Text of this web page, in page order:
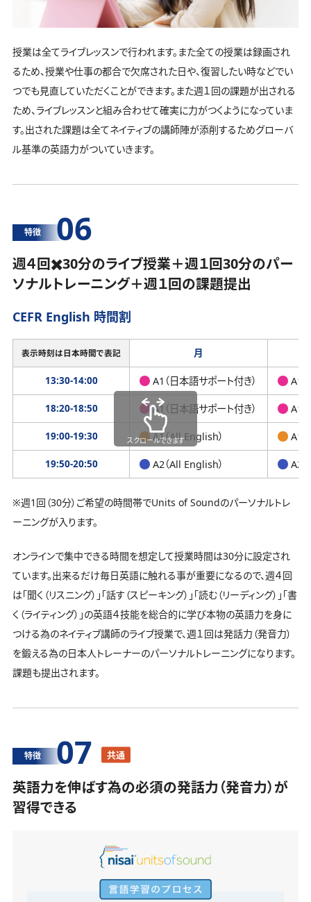
授業は全てライブレッスンで行われます。また全ての授業は録画され
るため、授業や仕事の都合で欠席された日や、復習したい時などでい
つでも見直していただくことができます。また週１回の課題が出される
ため、ライブレッスンと組み合わせて確実に力がつくようになっていま
す。出された課題は全てネイティブの講師陣が添削するためグローバ
ル基準の英語力がついていきます。
特徴 06
週４回✖️30分のライブ授業＋週１回30分のパー
ソナルトレーニング＋週１回の課題提出
CEFR English 時間割
表示時刻は日本時間で表記 月
13:30-14:00 A1（日本語サポート付き） A1
18:20-18:50 A1（日本語サポート付き） A1
19:00-19:30 A1（All English） A1
19:50-20:50 A2（All English） A2
スクロールできます
※週1回（30分）ご希望の時間帯でUnits of Soundのパーソナルトレ
ーニングが入ります。
オンラインで集中できる時間を想定して授業時間は30分に設定され
ています。出来るだけ毎日英語に触れる事が重要になるので、週４回
は「聞く（リスニング）」「話す（スピーキング）」「読む（リーディング）」「書
く（ライティング）」の英語４技能を総合的に学び本物の英語力を身に
つける為のネイティブ講師のライブ授業で、週１回は発話力（発音力）
を鍛える為の日本人トレーナーのパーソナルトレーニングになります。
課題も提出されます。
特徴 07 共通
英語力を伸ばす為の必須の発話力（発音力）が
習得できる